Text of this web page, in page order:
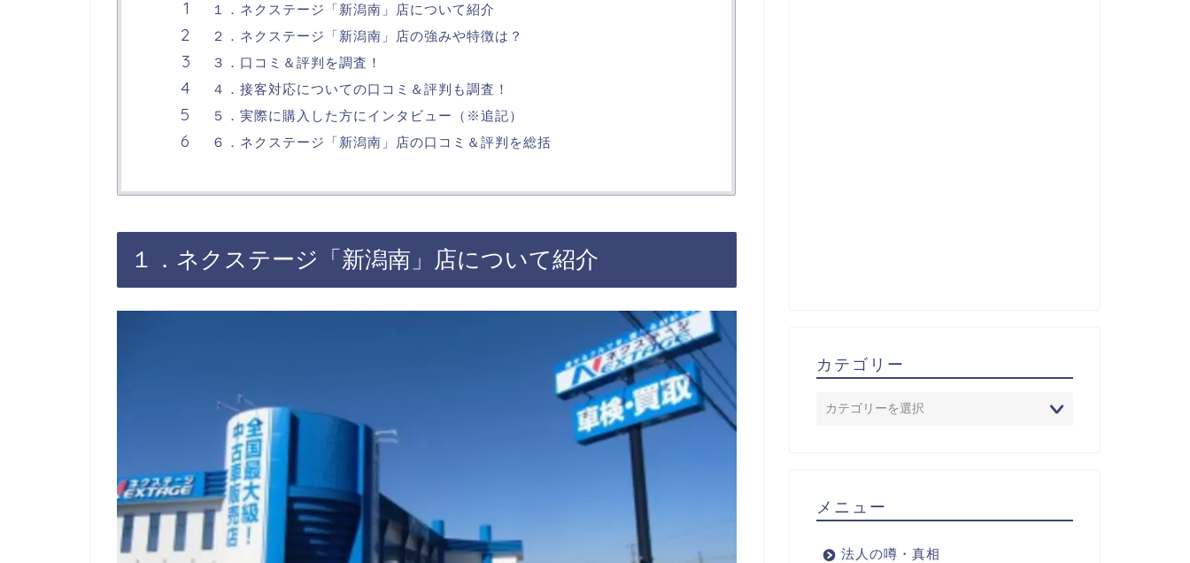
１．ネクステージ「新潟南」店について紹介
２．ネクステージ「新潟南」店の強みや特徴は？
３．口コミ＆評判を調査！
４．接客対応についての口コミ＆評判も調査！
５．実際に購入した方にインタビュー（※追記）
６．ネクステージ「新潟南」店の口コミ＆評判を総括
１．ネクステージ「新潟南」店について紹介
カテゴリー
メニュー
法人の噂・真相